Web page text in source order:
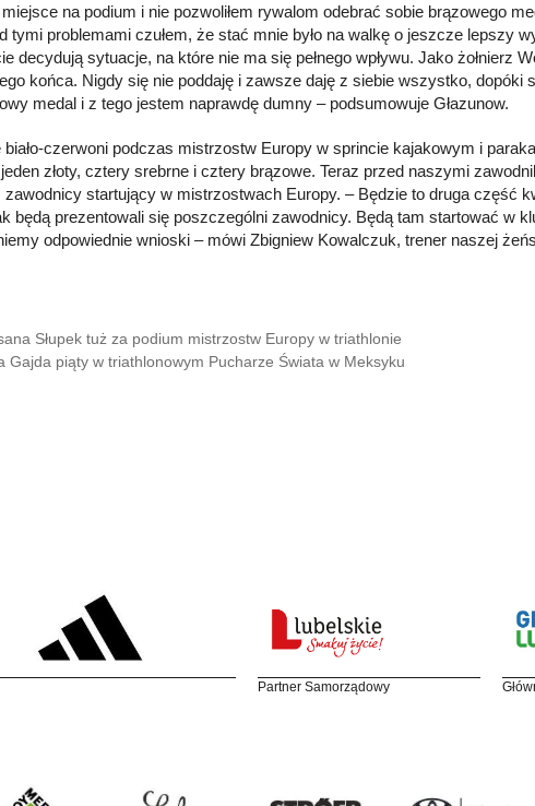
na podium i nie pozwoliłem rywalom odebrać sobie brązowego
tymi problemami czułem, że stać mnie było na walkę o jeszcze lepszy
decydują sytuacje, na które nie ma się pełnego wpływu. Jako żołnierz
końca. Nigdy się nie poddaję i zawsze daję z siebie wszystko, dopóki
medal i z tego jestem naprawdę dumny – podsumowuje Głazunow.
biało-czerwoni podczas mistrzostw Europy w sprincie kajakowym i
złoty, cztery srebrne i cztery brązowe. Teraz przed naszymi
zawodnicy startujący w mistrzostwach Europy. – Będzie to druga część
będą prezentowali się poszczególni zawodnicy. Będą tam startować w
odpowiednie wnioski – mówi Zbigniew Kowalczuk, trener naszej
Słupek tuż za podium mistrzostw Europy w triathlonie
Gajda piąty w triathlonowym Pucharze Świata w Meksyku
Partner Samorządowy